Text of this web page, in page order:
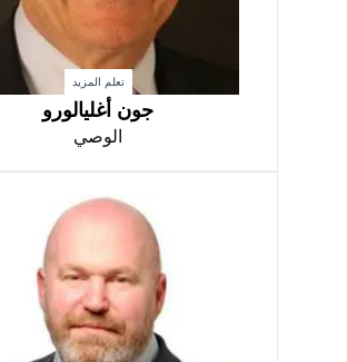
تعلم المزيد
جون أغليالورو
الوصي